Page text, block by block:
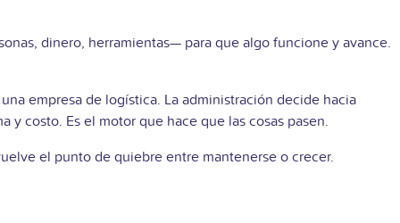
dinero, herramientas— para que algo funcione y avance.
empresa de logística. La administración decide hacia
costo. Es el motor que hace que las cosas pasen.
el punto de quiebre entre mantenerse o crecer.